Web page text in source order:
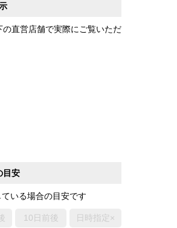
直営店舗で実際にご覧いただ
目安
いる場合の目安です
10日前後 日時指定×